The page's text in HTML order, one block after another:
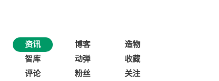
资讯 博客
造物
智库
动弹
收藏
评论
粉丝 关注